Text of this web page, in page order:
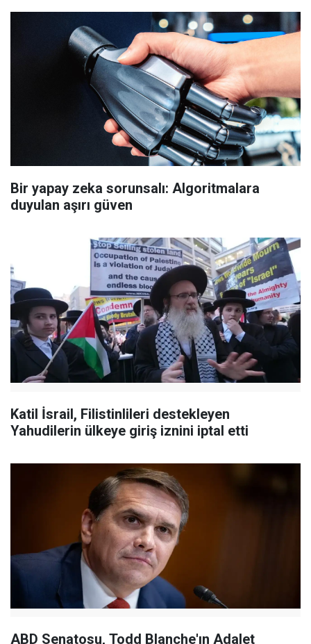
Bir yapay zeka sorunsalı: Algoritmalara
duyulan aşırı güven
Katil İsrail, Filistinlileri destekleyen
Yahudilerin ülkeye giriş iznini iptal etti
ABD Senatosu, Todd Blanche'ın Adalet